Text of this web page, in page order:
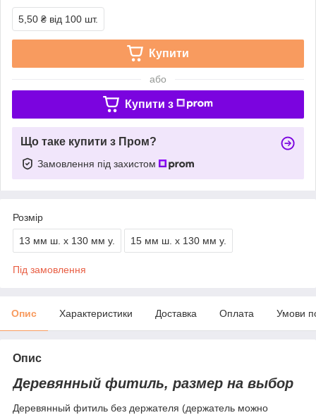
5,50 ₴ від 100 шт.
Купити
або
Купити з
Що таке купити з Пром?
Замовлення під захистом
Розмір
13 мм ш. х 130 мм у. 15 мм ш. х 130 мм у.
Під замовлення
Опис Характеристики Доставка Оплата Умови
Опис
Деревянный фитиль, размер на выбор
Деревянный фитиль без держателя (держатель можно